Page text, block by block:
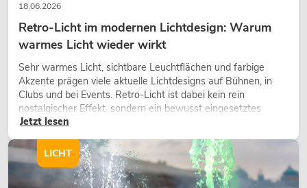
18.06.2026
Retro-Licht im modernen Lichtdesign: Warum
warmes Licht wieder wirkt
Sehr warmes Licht, sichtbare Leuchtflächen und farbige
Akzente prägen viele aktuelle Lichtdesigns auf Bühnen, in
Clubs und bei Events. Retro-Licht ist dabei kein rein
nostalgischer Effekt, sondern ein bewusst eingesetztes
Gestaltungsmittel: Es schafft Atmosphäre, gibt Szenen
Charakter und kann technische LED-Setups emotionaler
wirken lassen.
Jetzt lesen
LICHT